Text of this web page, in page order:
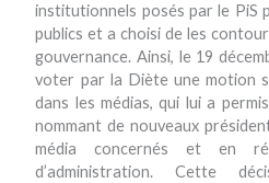
institutionnels posés par le PiS
publics et a choisi de les
gouvernance. Ainsi, le 19
voter par la Diète une motion
dans les médias, qui lui a
nommant de nouveaux
média concernés et en
d’administration. Cette